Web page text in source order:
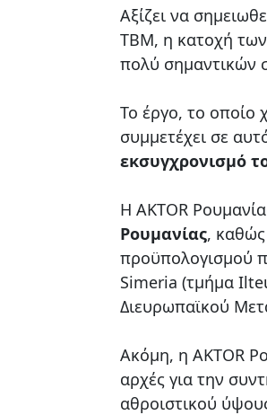
Αξίζει να
TBM, η κατοχή
πολύ σημαντικών
Το έργο, το οποίο
συμμετέχει σε
εκσυγχρονισμό
H AKTOR
Ρουμανίας,
προϋπολογισμού
Simeria (τμήμα
Διευρωπαϊκού
Ακόμη, η AKTOR
αρχές για την
αθροιστικού